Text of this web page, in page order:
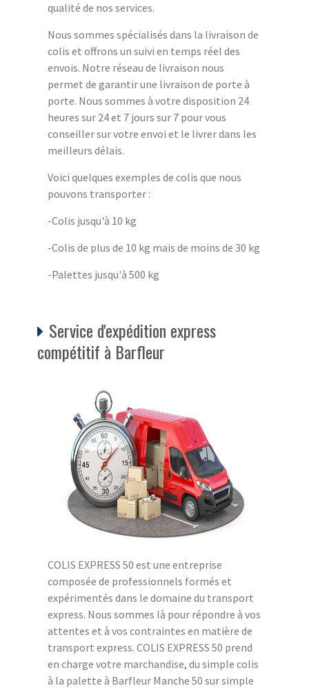
qualité de nos services.
Nous sommes spécialisés dans la livraison de
colis et offrons un suivi en temps réel des
envois. Notre réseau de livraison nous
permet de garantir une livraison de porte à
porte. Nous sommes à votre disposition 24
heures sur 24 et 7 jours sur 7 pour vous
conseiller sur votre envoi et le livrer dans les
meilleurs délais.
Voici quelques exemples de colis que nous
pouvons transporter :
-Colis jusqu'à 10 kg
-Colis de plus de 10 kg mais de moins de 30 kg
-Palettes jusqu'à 500 kg
Service d'expédition express
compétitif à Barfleur
COLIS EXPRESS 50 est une entreprise
composée de professionnels formés et
expérimentés dans le domaine du transport
express. Nous sommes là pour répondre à vos
attentes et à vos contraintes en matière de
transport express. COLIS EXPRESS 50 prend
en charge votre marchandise, du simple colis
à la palette à Barfleur Manche 50 sur simple